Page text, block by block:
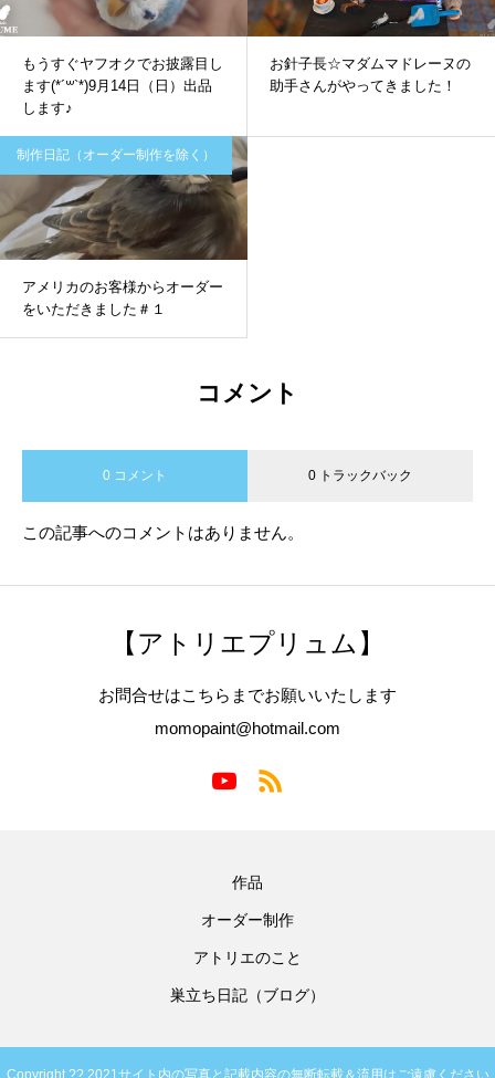
もうすぐヤフオクでお披露目し
ます(*´꒳`*)9月14日（日）出品
します♪
お針子長☆マダムマドレーヌの
助手さんがやってきました！
制作日記（オーダー制作を除く）
アメリカのお客様からオーダー
をいただきました＃１
コメント
0 コメント 0 トラックバック
この記事へのコメントはありません。
【アトリエプリュム】
お問合せはこちらまでお願いいたします
momopaint@hotmail.com
作品
オーダー制作
アトリエのこと
巣立ち日記（ブログ）
Copyright ?? 2021サイト内の写真と記載内容の無断転載＆流用はご遠慮ください